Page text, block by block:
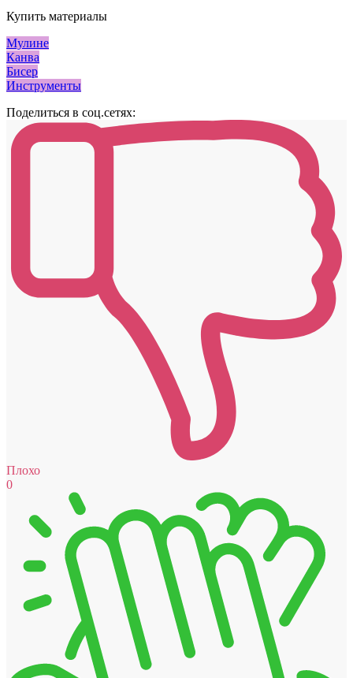
Купить материалы
Мулине
Канва
Бисер
Инструменты
Поделиться в соц.сетях:
Плохо
0